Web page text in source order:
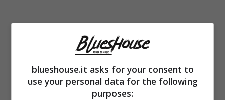
Da questa mattina circolavano voci sulla
possibile iscrizione nel registro degli indagati
truffa aggravatadiChiara Ferragni in
relazione al caso dei pandori, scoppiato
blueshouse.it asks for your consent to
use your personal data for the following
purposes: